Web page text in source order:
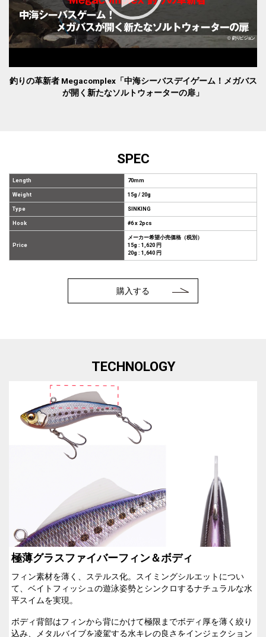
釣りの革新者 Megacomplex「中海シーバスデイゲーム！メガバス
が開く新たなソルトウォーターの扉」
SPEC
Length 70mm
Weight 15g / 20g
Type SINKING
Hook #6 x 2pcs
Price
メーカー希望小売価格（税別）
15g : 1,620 円
20g : 1,640 円
購入する
TECHNOLOGY
極薄グラスファイバーフィン＆ボディ
フィン素材を薄く、ステルス化。スイミングシルエットについ
て、ベイトフィッシュの遊泳姿勢とシンクロするナチュラルな水
平スイムを実現。
ボディ背部はフィンから背にかけて極限までボディ厚を薄く絞り
込み、メタルバイブを凌駕する水キレの良さをインジェクション